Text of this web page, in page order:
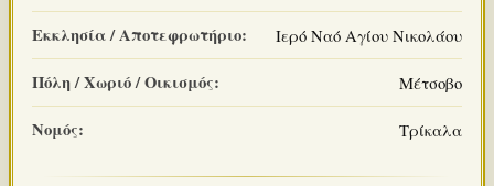
Εκκλησία / Αποτεφρωτήριο: Ιερό Ναό Αγίου Νικολάου
Πόλη / Χωριό / Οικισμός: Μέτσοβο
Νομός: Τρίκαλα